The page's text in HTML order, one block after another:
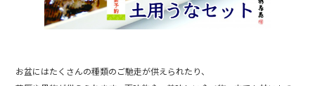
お盆にはたくさんの種類のご馳走が供えられたり、